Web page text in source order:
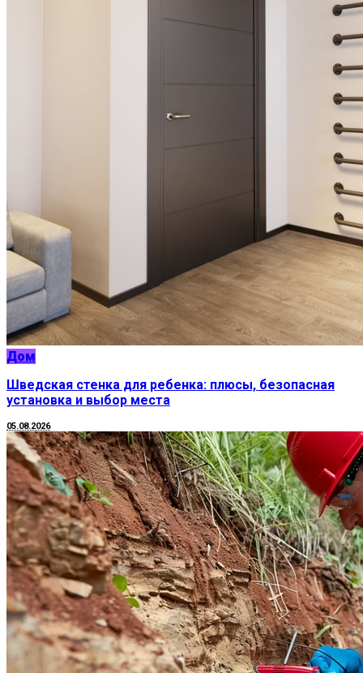
Дом
Шведская стенка для ребенка: плюсы, безопасная
установка и выбор места
05.08.2026